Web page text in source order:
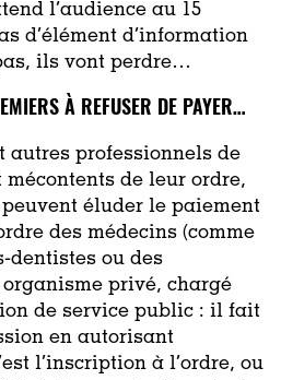
l’audience au 15
d’élément d’information
ils vont perdre…
À REFUSER DE PAYER…
autres professionnels de
mécontents de leur ordre,
éluder le paiement
des médecins (comme
dentistes ou des
privé, chargé
de service public : il fait
en autorisant
l’inscription à l’ordre, ou